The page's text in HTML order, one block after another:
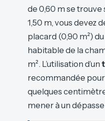
de 0,60 m se trouve
1,50 m, vous devez
placard (0,90 m²)
habitable de la
m². L’utilisation d’un
recommandée
quelques
mener à un